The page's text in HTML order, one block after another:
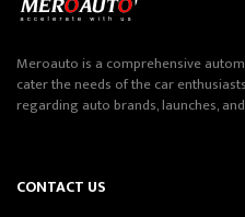
Meroauto is a comprehensive
cater the needs of the car
regarding auto brands, launches,
CONTACT US